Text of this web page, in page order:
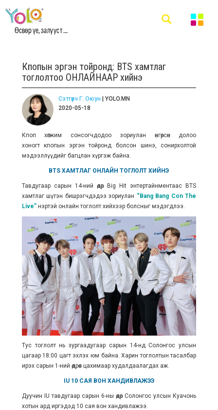
Өсвөр үе, залууст ...
Кпопын эргэн тойронд: BTS хамтлаг
тоглолтоо ОНЛАЙНААР хийнэ
Сэтгүүлч Г. Оюун | YOLO.MN
2020-05-18
Кпоп хөгжим сонсогчдодоо зориулан өнгөрсөн долоо
хоногт кпопын эргэн тойронд болсон шинэ, сонирхолтой
мэдээллүүдийг багцлан хүргэж байна.
BTS ХАМТЛАГ ОНЛАЙН ТОГЛОЛТ ХИЙНЭ
Тавдугаар сарын 14-ний өдөр Big Hit энтертайнментаас BTS
хамтлаг шүтэн бишрэгчдэдээ зориулан “Bang Bang Con The
Live”нэртэй онлайн тоглолт хийхээр болсныг мэдэгдлээ.
Тус тоглолт нь зургаадугаар сарын 14-нд Солонгос улсын
цагаар 18:00 цагт эхлэх юм байна. Харин тоглолтын тасалбар
ирэх сарын 1-ний өдрөөс цахимаар худалдаалагдах аж.
IU 10 САЯ ВОН ХАНДИВЛАЖЭЭ
Дуучин IU тавдугаар сарын 6-ны өдөр Солонгос улсын Куачонь
хотын ард иргэдэд 10 сая вон хандивлажээ.